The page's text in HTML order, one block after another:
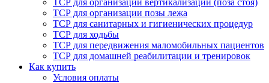
ТСР для организации вертикализации (поза стоя)
ТСР для организации позы лежа
ТСР для санитарных и гигиенических процедур
ТСР для ходьбы
ТСР для передвижения маломобильных пациентов
ТСР для домашней реабилитации и тренировок
Как купить
Условия оплаты